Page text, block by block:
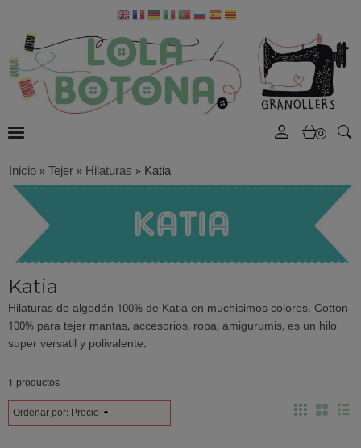
0
Inicio»Tejer»Hilaturas »Katia
Katia
Hilaturas de algodón 100% de Katia en muchisimos colores. Cotton
100% para tejer mantas, accesorios, ropa, amigurumis, es un hilo
super versatil y polivalente.
1 productos
Ordenar por: Precio